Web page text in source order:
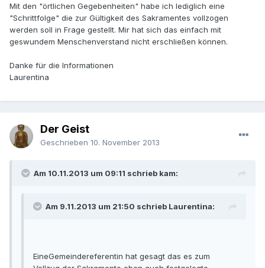
Mit den "örtlichen Gegebenheiten" habe ich lediglich eine
"Schrittfolge" die zur Gültigkeit des Sakramentes vollzogen
werden soll in Frage gestellt. Mir hat sich das einfach mit
geswundem Menschenverstand nicht erschließen können.
Danke für die Informationen
Laurentina
Der Geist
Geschrieben 10. November 2013
Am 10.11.2013 um 09:11 schrieb kam:
Am 9.11.2013 um 21:50 schrieb Laurentina:
EineGemeindereferentin hat gesagt das es zum